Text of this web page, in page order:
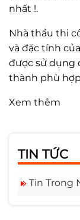
nhất !.
Nhà thầu thi
và đặc tính
được sử dụng
thành phù
Xem thêm
TIN TỨC
Tin Trong